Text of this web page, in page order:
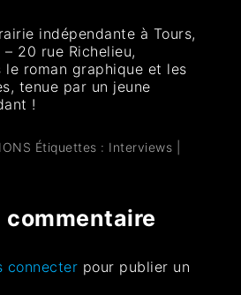
indépendante à Tours,
– 20 rue Richelieu,
le roman graphique et les
tenue par un jeune
!
Étiquettes : Interviews
commentaire
connecter pour publier un